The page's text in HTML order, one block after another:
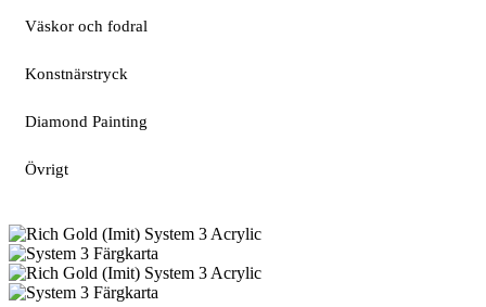
Väskor och fodral
Konstnärstryck
Diamond Painting
Övrigt